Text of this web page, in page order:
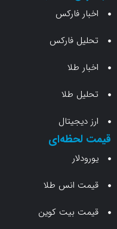
فارکس
فارکس
انس طلا
بیت کوین